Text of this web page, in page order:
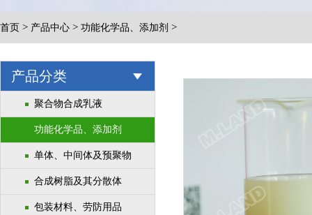
首页 > 产品中心 > 功能化学品、添加剂 >
产品分类
聚合物合成乳液
功能化学品、添加剂
单体、中间体及预聚物
合成树脂及其分散体
包装材料、劳防用品